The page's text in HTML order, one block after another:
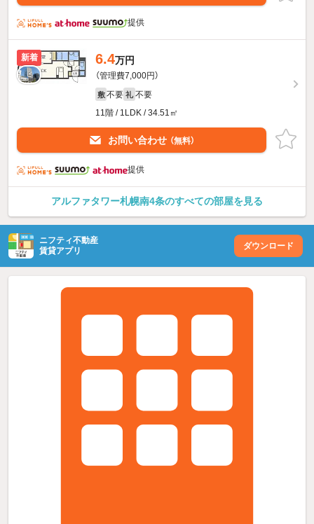
提供
新着 6.4万円
（管理費7,000円）
敷 不要 礼 不要
11階 / 1LDK / 34.51㎡
お問い合わせ （無料）
提供
アルファタワー札幌南4条のすべての部屋を見る
ニフティ不動産
賃貸アプリ
ダウンロード